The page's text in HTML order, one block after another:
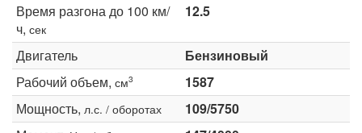
Время разгона до 100 км/
ч, сек
12.5
Двигатель
Бензиновый
Рабочий объем, см3
1587
Мощность, л.с. / оборотах
109/5750